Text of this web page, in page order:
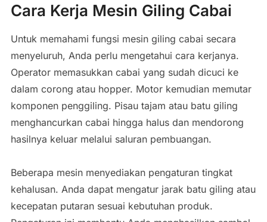
Cara Kerja Mesin Giling Cabai
Untuk memahami fungsi mesin giling cabai secara
menyeluruh, Anda perlu mengetahui cara kerjanya.
Operator memasukkan cabai yang sudah dicuci ke
dalam corong atau hopper. Motor kemudian memutar
komponen penggiling. Pisau tajam atau batu giling
menghancurkan cabai hingga halus dan mendorong
hasilnya keluar melalui saluran pembuangan.
Beberapa mesin menyediakan pengaturan tingkat
kehalusan. Anda dapat mengatur jarak batu giling atau
kecepatan putaran sesuai kebutuhan produk.